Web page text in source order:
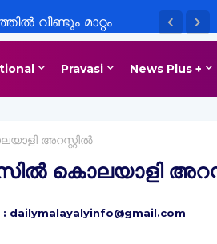
വീണ്ടും മാറ്റം
Pravasi News Plus +
അറസ്റ്റിൽ
കൊലയാളി
: dailymalayalyinfo@gmail.com